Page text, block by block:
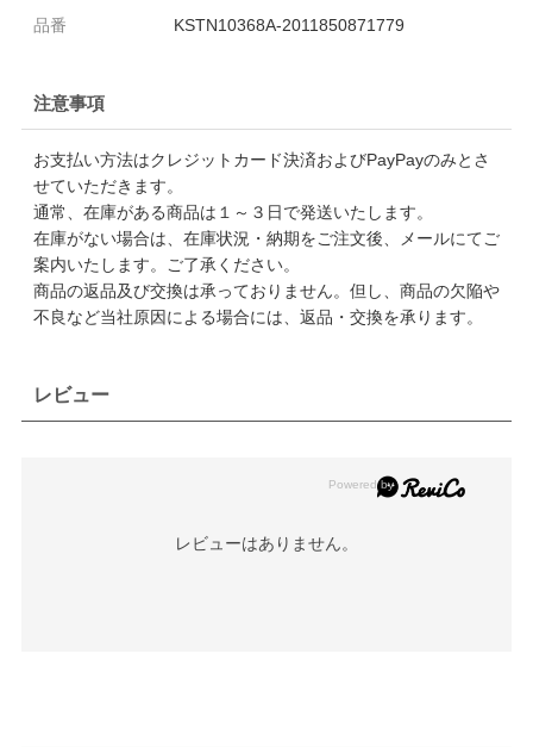
品番
KSTN10368A-2011850871779
注意事項
お支払い方法はクレジットカード決済およびPayPayのみとさ
せていただきます。
通常、在庫がある商品は１～３日で発送いたします。
在庫がない場合は、在庫状況・納期をご注文後、メールにてご
案内いたします。ご了承ください。
商品の返品及び交換は承っておりません。但し、商品の欠陥や
不良など当社原因による場合には、返品・交換を承ります。
レビュー
レビューはありません。